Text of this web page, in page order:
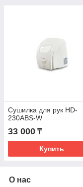
Сушилка для рук HD-
230ABS-W
33 000 ₸
Купить
О нас